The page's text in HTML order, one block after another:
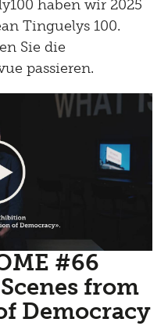
haben wir 2025
Tinguelys 100.
Sie die
passieren.
#66
from
Democracy